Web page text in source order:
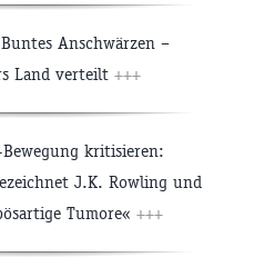
Anschwärzen –
Land verteilt +++
Bewegung kritisieren:
J.K. Rowling und
Tumore« +++